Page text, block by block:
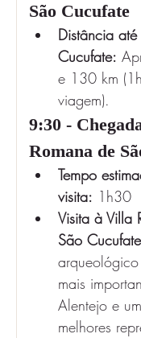
São Cucufate
Distância
Cucufate:
e 130 km
viagem).
9:30 -
Romana de
Tempo
visita: 1h30
Visita à Villa
São Cucufate
mais
Alentejo e
melhores